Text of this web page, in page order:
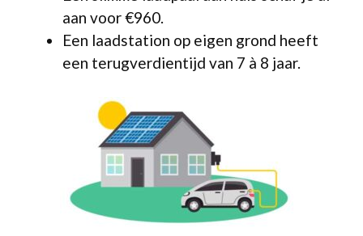
aan voor €960.
Een laadstation op eigen grond heeft
een terugverdientijd van 7 à 8 jaar.